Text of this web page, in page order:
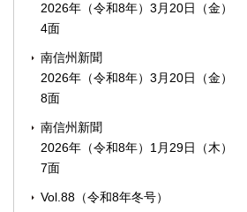
2026年（令和8年）3月20日（金）
4面
南信州新聞
2026年（令和8年）3月20日（金）
8面
南信州新聞
2026年（令和8年）1月29日（木）
7面
Vol.88（令和8年冬号）